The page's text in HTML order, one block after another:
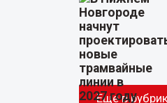
Еще в